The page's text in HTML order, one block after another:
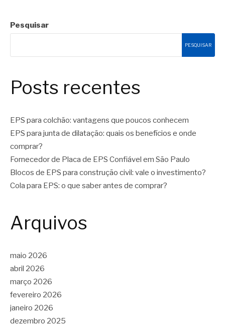
Pesquisar
PESQUISAR
Posts recentes
EPS para colchão: vantagens que poucos conhecem
EPS para junta de dilatação: quais os benefícios e onde
comprar?
Fornecedor de Placa de EPS Confiável em São Paulo
Blocos de EPS para construção civil: vale o investimento?
Cola para EPS: o que saber antes de comprar?
Arquivos
maio 2026
abril 2026
março 2026
fevereiro 2026
janeiro 2026
dezembro 2025